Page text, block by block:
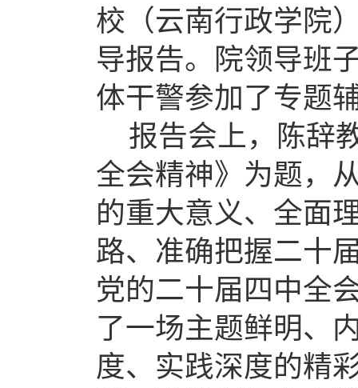
校（云南行政学院
导报告。院领导班
体干警参加了专题
报告会上，陈辞
全会精神》为题，
的重大意义、全面
路、准确把握二十
党的二十届四中全
了一场主题鲜明、
度、实践深度的精